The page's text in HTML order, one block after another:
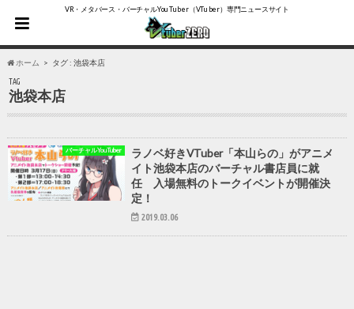
VR・メタバース・バーチャルYouTuber（VTuber）専門ニュースサイト
ホーム タグ : 池袋本店
TAG
池袋本店
バーチャルYouTuber
ラノベ好きVTuber「本山らの」がアニメ
イト池袋本店のバーチャル書店員に就
任 入場無料のトークイベントが開催決
定！
2019.03.06